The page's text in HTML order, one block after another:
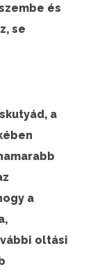
és
se
a
a
oltási